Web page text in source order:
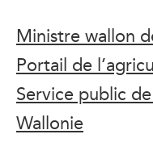
Ministre wallon
Portail de
Service public
Wallonie